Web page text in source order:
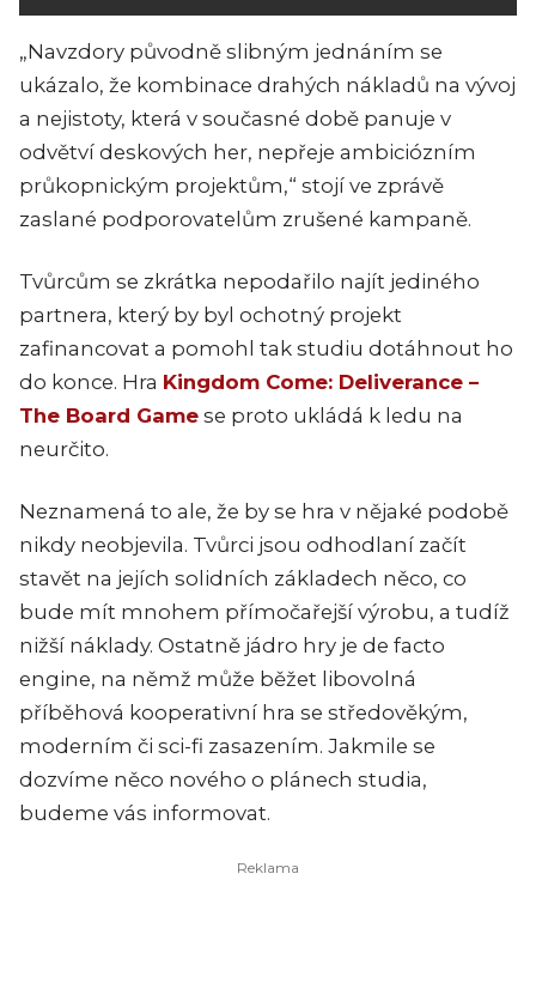
„Navzdory původně slibným jednáním se
ukázalo, že kombinace drahých nákladů na vývoj
a nejistoty, která v současné době panuje v
odvětví deskových her, nepřeje ambiciózním
průkopnickým projektům,“ stojí ve zprávě
zaslané podporovatelům zrušené kampaně.
Tvůrcům se zkrátka nepodařilo najít jediného
partnera, který by byl ochotný projekt
zafinancovat a pomohl tak studiu dotáhnout ho
do konce. Hra Kingdom Come: Deliverance –
The Board Game se proto ukládá k ledu na
neurčito.
Neznamená to ale, že by se hra v nějaké podobě
nikdy neobjevila. Tvůrci jsou odhodlaní začít
stavět na jejích solidních základech něco, co
bude mít mnohem přímočařejší výrobu, a tudíž
nižší náklady. Ostatně jádro hry je de facto
engine, na němž může běžet libovolná
příběhová kooperativní hra se středověkým,
moderním či sci-fi zasazením. Jakmile se
dozvíme něco nového o plánech studia,
budeme vás informovat.